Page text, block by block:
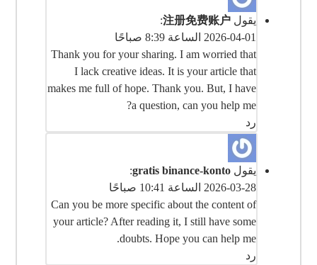
يقول 注册免费账户
:
2026-04-01 الساعة 8:39 صباحًا
Thank you for your sharing. I am worried that
I lack creative ideas. It is your article that
makes me full of hope. Thank you. But, I have
a question, can you help me?
رد
يقول gratis binance-konto
:
2026-03-28 الساعة 10:41 صباحًا
Can you be more specific about the content of
your article? After reading it, I still have some
doubts. Hope you can help me.
رد